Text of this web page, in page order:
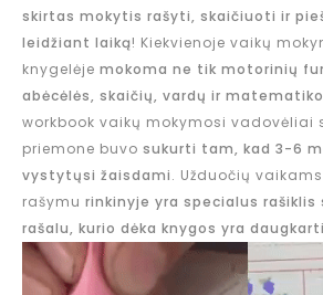
skirtas mokytis rašyti, skaičiuoti ir
leidžiant laiką! Kiekvienoje vaikų
knygelėje mokoma ne tik motorinių
abėcėlės, skaičių, vardų ir
workbook vaikų mokymosi vadovėliai
priemone buvo sukurti tam, kad 3-6
vystytųsi žaisdami. Užduočių
rašymu rinkinyje yra specialus
rašalu, kurio dėka knygos yra